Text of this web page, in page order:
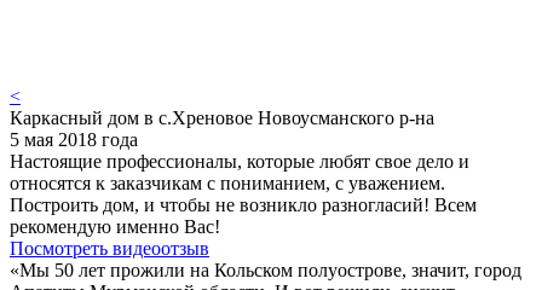
<
Каркасный дом в с.Хреновое Новоусманского р-на
5 мая 2018 года
Настоящие профессионалы, которые любят свое дело и
относятся к заказчикам с пониманием, с уважением.
Построить дом, и чтобы не возникло разногласий! Всем
рекомендую именно Вас!
Посмотреть видеоотзыв
«Мы 50 лет прожили на Кольском полуострове, значит, город